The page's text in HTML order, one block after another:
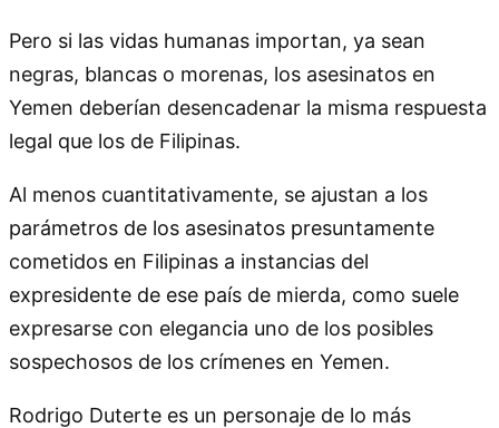
Pero si las vidas humanas importan, ya sean
negras, blancas o morenas, los asesinatos en
Yemen deberían desencadenar la misma respuesta
legal que los de Filipinas.
Al menos cuantitativamente, se ajustan a los
parámetros de los asesinatos presuntamente
cometidos en Filipinas a instancias del
expresidente de ese país de mierda, como suele
expresarse con elegancia uno de los posibles
sospechosos de los crímenes en Yemen.
Rodrigo Duterte es un personaje de lo más